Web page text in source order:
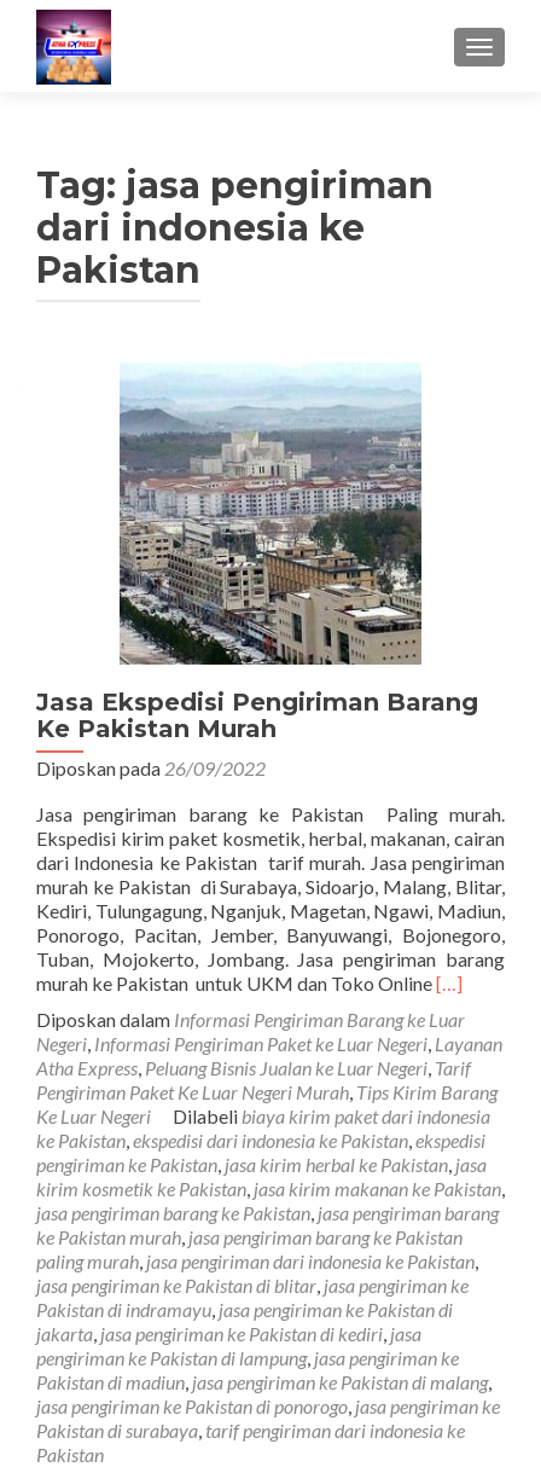
TUKAR
Tag: jasa pengiriman
dari indonesia ke
Pakistan
Jasa Ekspedisi Pengiriman Barang
Ke Pakistan Murah
Diposkan pada 26/09/2022
Jasa pengiriman barang ke Pakistan Paling murah.
Ekspedisi kirim paket kosmetik, herbal, makanan, cairan
dari Indonesia ke Pakistan tarif murah. Jasa pengiriman
murah ke Pakistan di Surabaya, Sidoarjo, Malang, Blitar,
Kediri, Tulungagung, Nganjuk, Magetan, Ngawi, Madiun,
Ponorogo, Pacitan, Jember, Banyuwangi, Bojonegoro,
Tuban, Mojokerto, Jombang. Jasa pengiriman barang
murah ke Pakistan untuk UKM dan Toko OnlineRead
about
Jasa
Ekspedisi
Pengiriman
Barang
Ke
Pakistan
Murah
[…]
Diposkan dalam Informasi Pengiriman Barang ke Luar
Negeri, Informasi Pengiriman Paket ke Luar Negeri, Layanan
Atha Express, Peluang Bisnis Jualan ke Luar Negeri, Tarif
Pengiriman Paket Ke Luar Negeri Murah, Tips Kirim Barang
Ke Luar Negeri
Dilabeli biaya kirim paket dari indonesia
ke Pakistan,ekspedisi dari indonesia ke Pakistan,ekspedisi
pengiriman ke Pakistan, jasa kirim herbal ke Pakistan, jasa
kirim kosmetik ke Pakistan, jasa kirim makanan ke Pakistan,
jasa pengiriman barang ke Pakistan, jasa pengiriman barang
ke Pakistan murah, jasa pengiriman barang ke Pakistan
paling murah, jasa pengiriman dari indonesia ke Pakistan,
jasa pengiriman ke Pakistan di blitar, jasa pengiriman ke
Pakistan di indramayu, jasa pengiriman ke Pakistan di
jakarta, jasa pengiriman ke Pakistan di kediri, jasa
pengiriman ke Pakistan di lampung, jasa pengiriman ke
Pakistan di madiun, jasa pengiriman ke Pakistan di malang,
jasa pengiriman ke Pakistan di ponorogo, jasa pengiriman ke
Pakistan di surabaya, tarif pengiriman dari indonesia ke
Pakistan